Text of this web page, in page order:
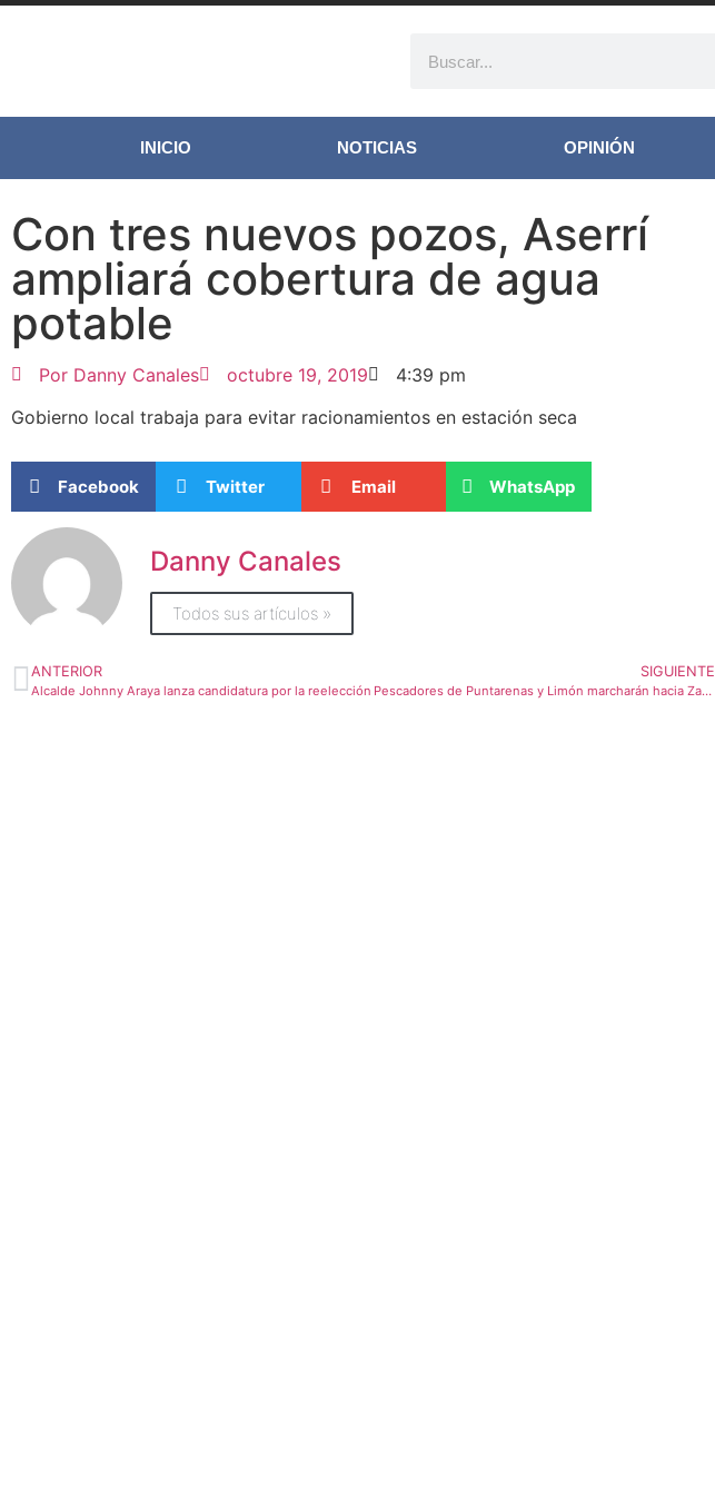
INICIO NOTICIAS OPINIÓN
Con tres nuevos pozos, Aserrí
ampliará cobertura de agua
potable
Por Danny Canales octubre 19, 2019
4:39 pm
Gobierno local trabaja para evitar racionamientos en estación seca
Facebook Twitter Email WhatsApp
Danny Canales
Todos sus artículos »
ANTERIOR
Alcalde Johnny Araya lanza candidatura por la reelección
SIGUIENTE
Pescadores de Puntarenas y Limón marcharán hacia Zapote este lunes